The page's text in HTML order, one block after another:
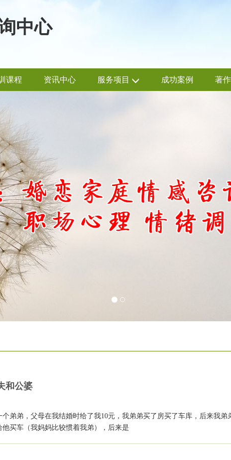
中心
课程 资讯中心 服务项目 成功案例 著
和公婆
弟弟，父母在我结婚时给了我10元，我弟弟买了房买了车库，后来我弟
买车（我妈妈比较惯着我弟），后来是